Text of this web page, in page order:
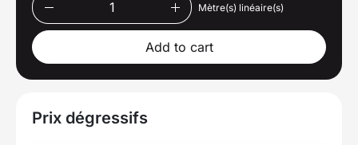
Mètre(s) linéaire(s)
Add to cart
Prix dégressifs